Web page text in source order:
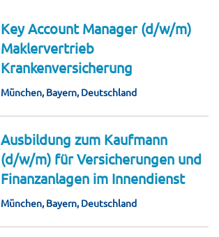
Key Account Manager (d/w/m)
Maklervertrieb
Krankenversicherung
München, Bayern, Deutschland
Ausbildung zum Kaufmann
(d/w/m) für Versicherungen und
Finanzanlagen im Innendienst
München, Bayern, Deutschland